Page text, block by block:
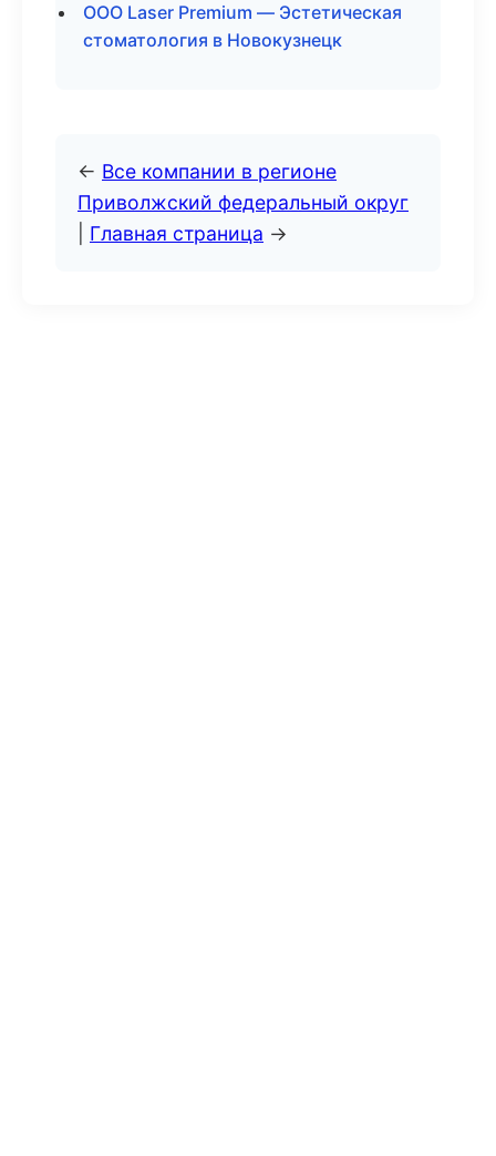
ООО Laser Premium — Эстетическая
стоматология в Новокузнецк
← Все компании в регионе
Приволжский федеральный округ
Главная страница →